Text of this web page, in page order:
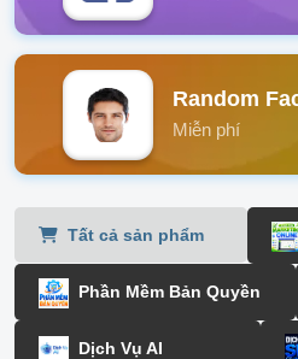
Random
Miễn phí
Tất cả sản phẩm
Phần Mềm Bản Quyền
Dịch Vụ AI